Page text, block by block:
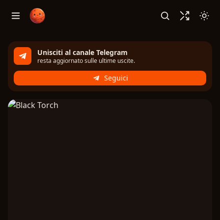
Unisciti al canale Telegram
resta aggiornato sulle ultime uscite.
Seguici